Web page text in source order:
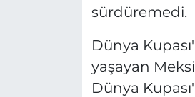
sürdüremedi.
Dünya
yaşayan
Dünya